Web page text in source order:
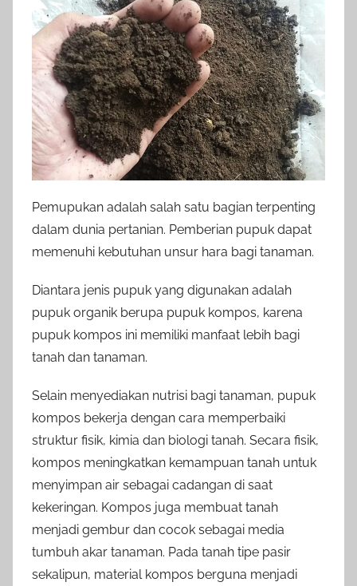
Pemupukan adalah salah satu bagian terpenting
dalam dunia pertanian. Pemberian pupuk dapat
memenuhi kebutuhan unsur hara bagi tanaman.
Diantara jenis pupuk yang digunakan adalah
pupuk organik berupa pupuk kompos, karena
pupuk kompos ini memiliki manfaat lebih bagi
tanah dan tanaman.
Selain menyediakan nutrisi bagi tanaman, pupuk
kompos bekerja dengan cara memperbaiki
struktur fisik, kimia dan biologi tanah. Secara fisik,
kompos meningkatkan kemampuan tanah untuk
menyimpan air sebagai cadangan di saat
kekeringan. Kompos juga membuat tanah
menjadi gembur dan cocok sebagai media
tumbuh akar tanaman. Pada tanah tipe pasir
sekalipun, material kompos berguna menjadi